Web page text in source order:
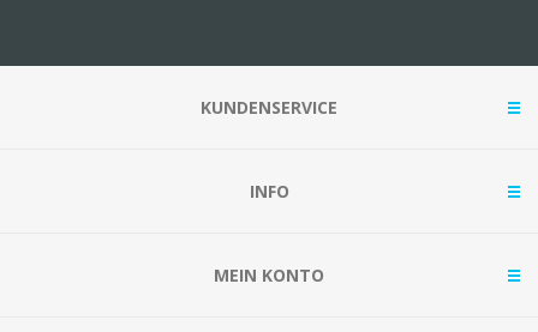
KUNDENSERVICE
INFO
MEIN KONTO